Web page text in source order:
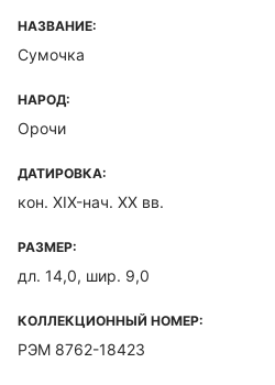
НАЗВАНИЕ:
Сумочка
НАРОД:
Орочи
ДАТИРОВКА:
кон. XIX-нач. XX вв.
РАЗМЕР:
дл. 14,0, шир. 9,0
КОЛЛЕКЦИОННЫЙ НОМЕР:
РЭМ 8762-18423